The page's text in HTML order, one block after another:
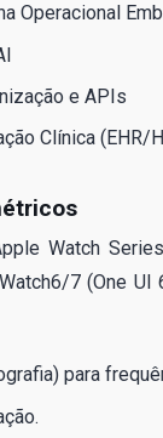
Operacional
e APIs
Clínica (EHR/
Watch
7 (One UI
para